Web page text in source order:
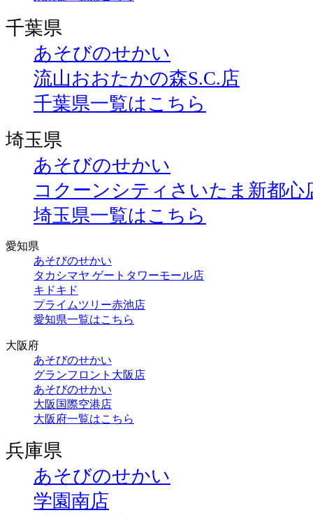
千葉県
あそびのせかい
流山おおたかの森S.C.店
千葉県一覧はこちら
埼玉県
あそびのせかい
コクーンシティさいたま新都心
埼玉県一覧はこちら
愛知県
あそびのせかい
タカシマヤ ゲートタワーモール店
キドキド
プライムツリー赤池店
愛知県一覧はこちら
大阪府
あそびのせかい
グランフロント大阪店
あそびのせかい
大阪国際空港店
大阪府一覧はこちら
兵庫県
あそびのせかい
学園南店